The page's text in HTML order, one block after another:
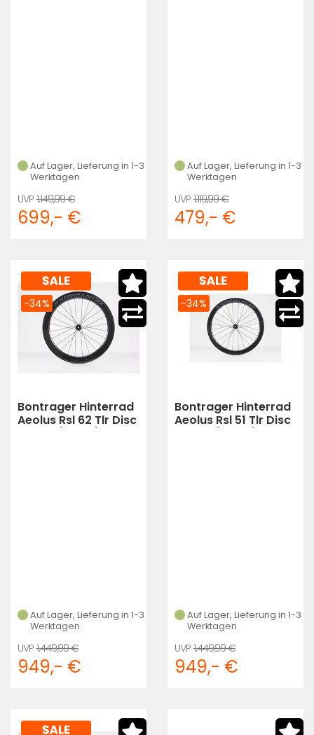
Auf Lager, Lieferung in 1-3
Werktagen
1.149,99 €
699,- €
Auf Lager, Lieferung in 1-3
Werktagen
1.119,99 €
479,- €
Bontrager Hinterrad
Aeolus Rsl 62 Tlr Disc
Auf Lager, Lieferung in 1-3
Werktagen
-34%
1.449,99 €
949,- €
Bontrager Hinterrad
Aeolus Rsl 51 Tlr Disc
Auf Lager, Lieferung in 1-3
Werktagen
-34%
1.449,99 €
949,- €